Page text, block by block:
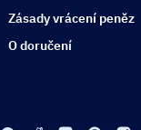
Zásady vrácení peněz
O doručení